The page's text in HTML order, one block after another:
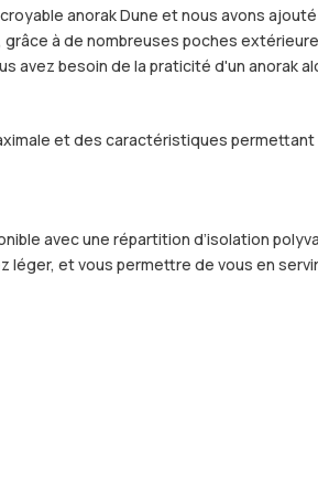
anorak Dune et nous avons
à de nombreuses poches
avez besoin de la praticité d'un anorak
et des caractéristiques
avec une répartition d’isolation
et vous permettre de vous en